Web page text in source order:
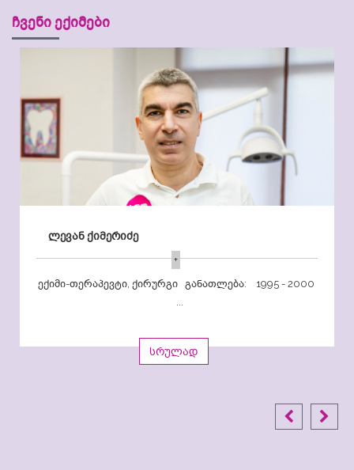
ჩვენი ექიმები
ლევან ქიმერიძე
+
ექიმი-თერაპევტი, ქირურგი განათლება: 1995 - 2000
...
სრულად